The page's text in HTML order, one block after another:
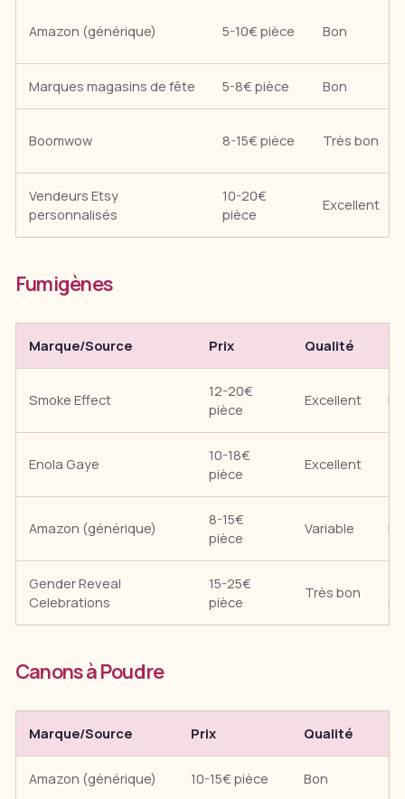
Amazon (générique) 5-10€ pièce Bon
Marques magasins de fête 5-8€ pièce Bon
Boomwow 8-15€ pièce Très bon
Vendeurs Etsy
personnalisés
10-20€
pièce
Excellent
Fumigènes
Marque/Source Prix Qualité
Smoke Effect
12-20€
pièce
Excellent
Enola Gaye
10-18€
pièce
Excellent
Amazon (générique)
8-15€
pièce
Variable
Gender Reveal
Celebrations
15-25€
pièce
Très bon
Canons à Poudre
Marque/Source Prix Qualité
Amazon (générique) 10-15€ pièce Bon